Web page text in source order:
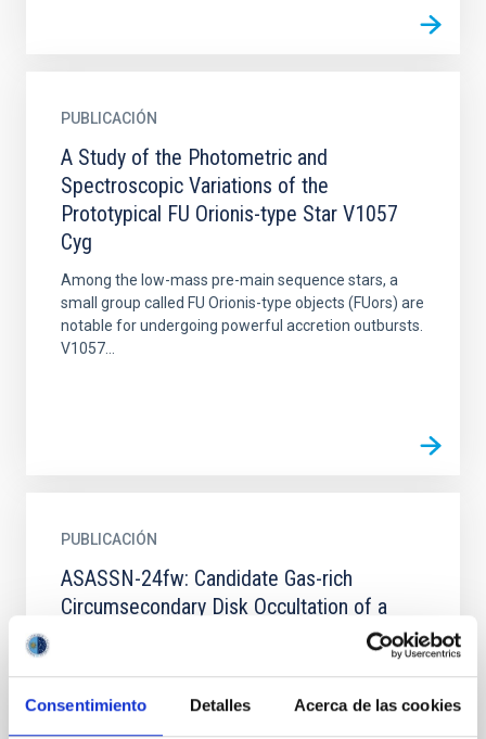
Consentimiento Detalles Acerca de las cookies
PUBLICACIÓN
A Study of the Photometric and
Spectroscopic Variations of the
Prototypical FU Orionis-type Star V1057
Cyg
Among the low-mass pre-main sequence stars, a
small group called FU Orionis-type objects (FUors) are
notable for undergoing powerful accretion outbursts.
V1057...
PUBLICACIÓN
ASASSN-24fw: Candidate Gas-rich
Circumsecondary Disk Occultation of a
Dusty disks around planetary and substellar
companions in outer reaches of exoplanetary